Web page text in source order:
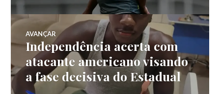
AVANÇAR
Independência acerta com
atacante americano visando
a fase decisiva do Estadual